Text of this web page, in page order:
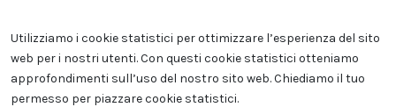
Utilizziamo i cookie statistici per ottimizzare l’esperienza del sito
web per i nostri utenti. Con questi cookie statistici otteniamo
approfondimenti sull’uso del nostro sito web. Chiediamo il tuo
permesso per piazzare cookie statistici.